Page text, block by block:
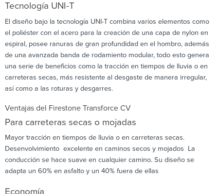
Tecnología UNI-T
El diseño bajo la tecnología UNI-T combina varios elementos como
el poliéster con el acero para la creación de una capa de nylon en
espiral, posee ranuras de gran profundidad en el hombro, además
de una avanzada banda de rodamiento modular, todo esto genera
una serie de beneficios como la tracción en tiempos de lluvia o en
carreteras secas, más resistente al desgaste de manera irregular,
así como a las roturas y desgarres.
Ventajas del Firestone Transforce CV
Para carreteras secas o mojadas
Mayor tracción en tiempos de lluvia o en carreteras secas.
Desenvolvimiento excelente en caminos secos y mojados La
conducción se hace suave en cualquier camino. Su diseño se
adapta un 60% en asfalto y un 40% fuera de ellas
Economía